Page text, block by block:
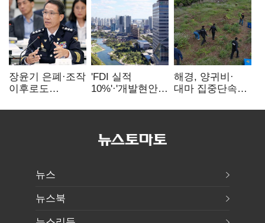
장윤기 은폐·조작
이후로도
내부비위…경찰
'FDI 실적
10%'·'개발현안
인천경제청장
해경, 양귀비·
대마 집중단속…
249명 검거
뉴스
뉴스북